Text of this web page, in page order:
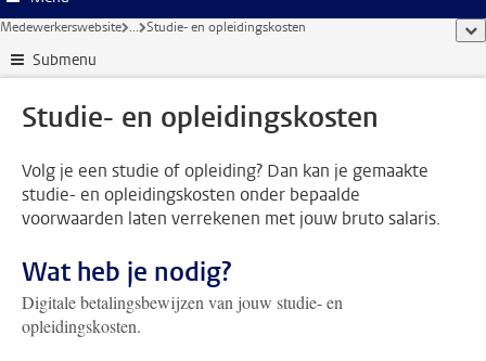
Medewerkerswebsite ... Studie- en opleidingskosten
Submenu
Studie- en opleidingskosten
Volg je een studie of opleiding? Dan kan je gemaakte
studie- en opleidingskosten onder bepaalde
voorwaarden laten verrekenen met jouw bruto salaris.
Wat heb je nodig?
Digitale betalingsbewijzen van jouw studie- en
opleidingskosten.